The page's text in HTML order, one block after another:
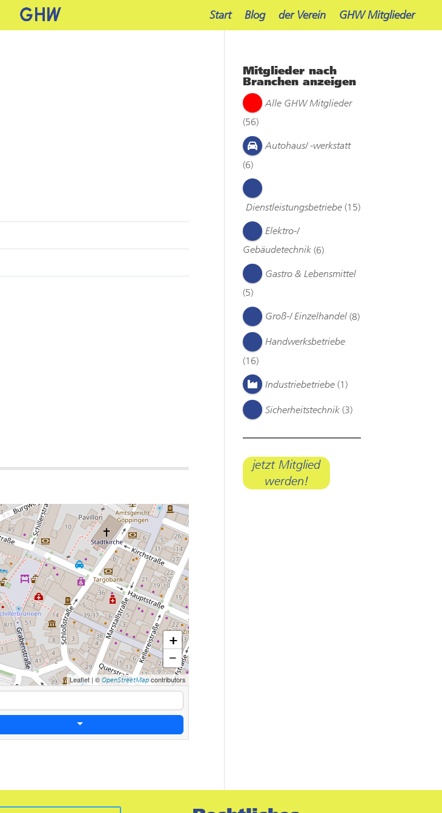
Start Blog der Verein GHW Mitglieder
+
−
Leaflet | ©OpenStreetMap contributors
Mitglieder nach
Branchen anzeigen
Alle GHW Mitglieder
(56)
Autohaus/ -werkstatt
(6)
Dienstleistungsbetriebe (15)
Elektro-/
Gebäudetechnik (6)
Gastro & Lebensmittel
(5)
Groß-/ Einzelhandel (8)
Handwerksbetriebe
(16)
Industriebetriebe (1)
Sicherheitstechnik (3)
jetzt Mitglied
werden!